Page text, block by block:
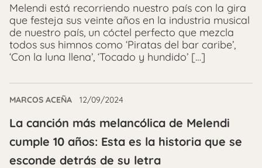
Melendi está recorriendo nuestro país con la gira
que festeja sus veinte años en la industria musical
de nuestro país, un cóctel perfecto que mezcla
todos sus himnos como ‘Piratas del bar caribe’,
‘Con la luna llena’, ‘Tocado y hundido’ […]
MARCOS ACEÑA 12/09/2024
La canción más melancólica de Melendi
cumple 10 años: Esta es la historia que se
esconde detrás de su letra